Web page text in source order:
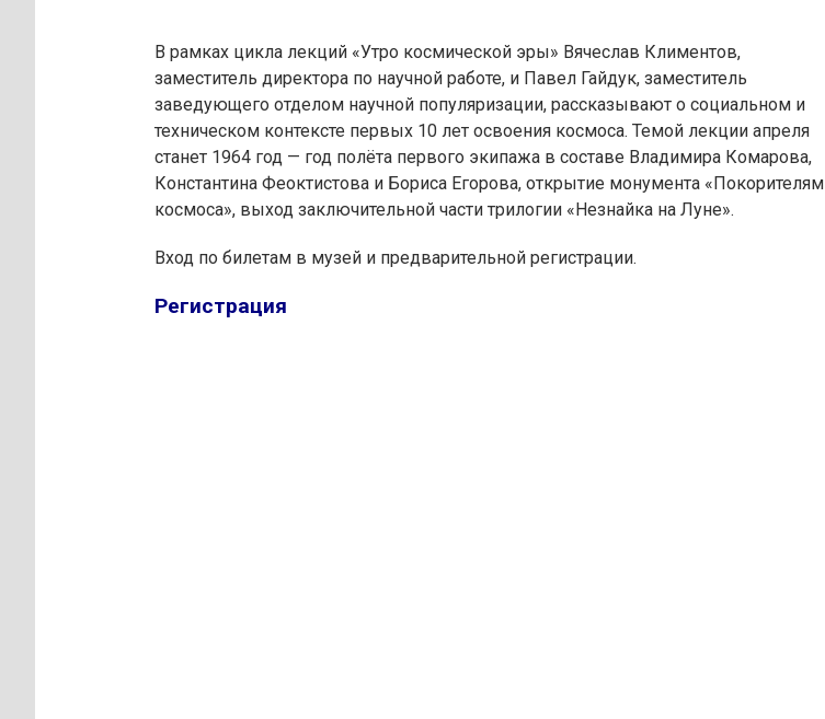
В рамках цикла лекций «Утро космической эры» Вячеслав Климентов,
заместитель директора по научной работе, и Павел Гайдук, заместитель
заведующего отделом научной популяризации, рассказывают о социальном и
техническом контексте первых 10 лет освоения космоса. Темой лекции апреля
станет 1964 год — год полёта первого экипажа в составе Владимира Комарова,
Константина Феоктистова и Бориса Егорова, открытие монумента «Покорителям
космоса», выход заключительной части трилогии «Незнайка на Луне».
Вход по билетам в музей и предварительной регистрации.
Регистрация